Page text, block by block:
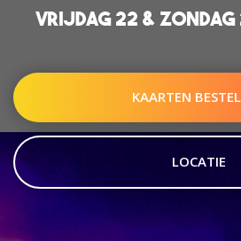
VRIJDAG 22 & ZONDAG
KAARTEN
LOCATIE